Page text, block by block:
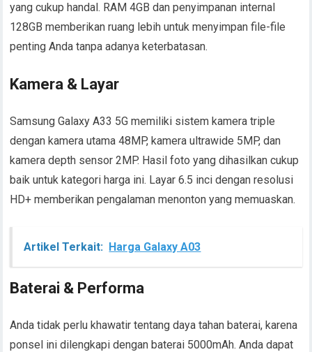
yang cukup handal. RAM 4GB dan penyimpanan internal
128GB memberikan ruang lebih untuk menyimpan file-file
penting Anda tanpa adanya keterbatasan.
Kamera & Layar
Samsung Galaxy A33 5G memiliki sistem kamera triple
dengan kamera utama 48MP, kamera ultrawide 5MP, dan
kamera depth sensor 2MP. Hasil foto yang dihasilkan cukup
baik untuk kategori harga ini. Layar 6.5 inci dengan resolusi
HD+ memberikan pengalaman menonton yang memuaskan.
Artikel Terkait: Harga Galaxy A03
Baterai & Performa
Anda tidak perlu khawatir tentang daya tahan baterai, karena
ponsel ini dilengkapi dengan baterai 5000mAh. Anda dapat